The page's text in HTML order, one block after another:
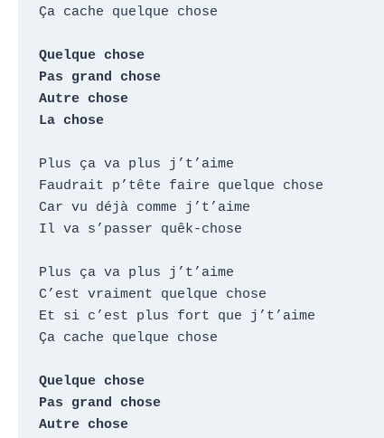
Ça cache quelque chose
Quelque chose
Pas grand chose
Autre chose
La chose
Plus ça va plus j’t’aime
Faudrait p’tête faire quelque chose
Car vu déjà comme j’t’aime
Il va s’passer quêk-chose
Plus ça va plus j’t’aime
C’est vraiment quelque chose
Et si c’est plus fort que j’t’aime
Ça cache quelque chose
Quelque chose
Pas grand chose
Autre chose